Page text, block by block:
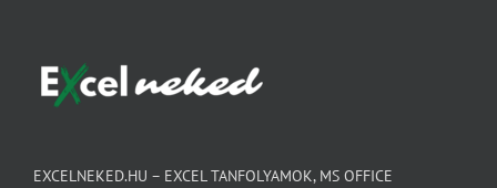
EXCELNEKED.HU – EXCEL TANFOLYAMOK, MS OFFICE